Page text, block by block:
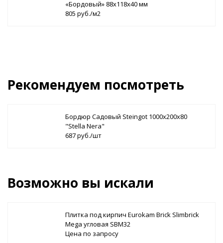
«Бордовый» 88х118х40 мм
805 руб./м2
Рекомендуем посмотреть
Бордюр Садовый Steingot 1000х200х80
"Stella Nera"
687 руб./шт
Возможно вы искали
Плитка под кирпич Eurokam Brick Slimbrick
Mega угловая SBM32
Цена по запросу